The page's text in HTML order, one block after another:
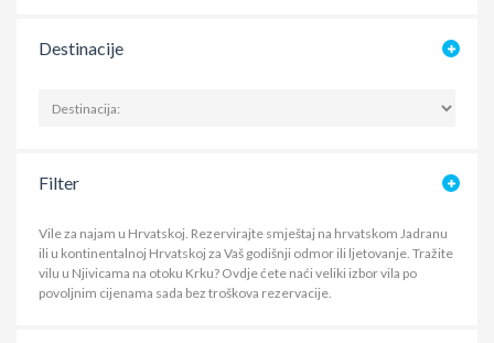
Destinacije
Filter
Vile za najam u Hrvatskoj. Rezervirajte smještaj na hrvatskom Jadranu
ili u kontinentalnoj Hrvatskoj za Vaš godišnji odmor ili ljetovanje. Tražite
vilu u Njivicama na otoku Krku? Ovdje ćete naći veliki izbor vila po
povoljnim cijenama sada bez troškova rezervacije.